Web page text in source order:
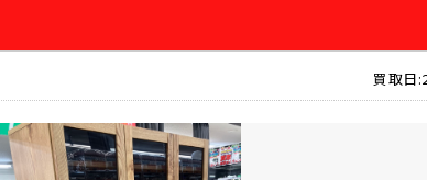
買取日